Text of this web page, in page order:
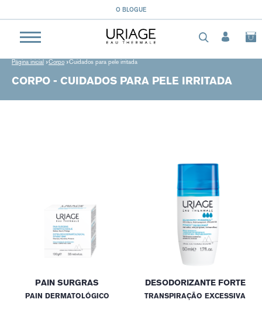
O BLOGUE
Página inicial Corpo Cuidados para pele irritada
CORPO - CUIDADOS PARA PELE IRRITADA
PAIN SURGRAS
PAIN DERMATOLÓGICO
DESODORIZANTE FORTE
TRANSPIRAÇÃO EXCESSIVA